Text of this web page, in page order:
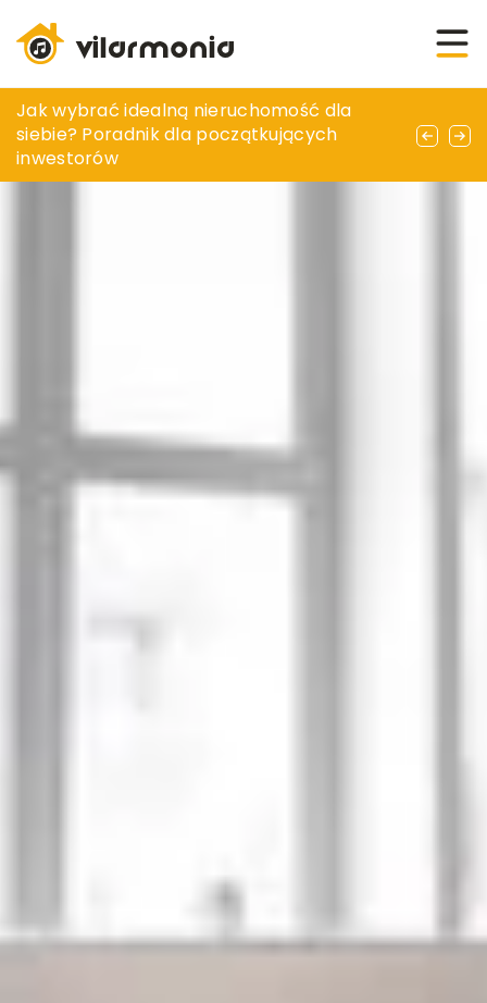
Znaki bezpieczeństwa pożarowego PPOŻ –
Ważne elementy bezpieczeństwa
przeciwpożarowego
Jak wybrać idealną nieruchomość dla
siebie? Poradnik dla początkujących
inwestorów
Efektowne aranżacje roślin w przestrzeni
domowej z drewnianymi doniczkami
wiszącymi